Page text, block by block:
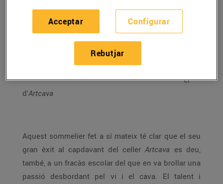
er
d'Artcava
Aquest sommelier fet a sí mateix té clar que el seu
gran èxit al capdavant del celler Artcava es deu,
també, a un fracàs escolar del que en va brollar una
passió desbordant pel vi i el cava. El talent i
Configurar
Rebutjar
Acceptar